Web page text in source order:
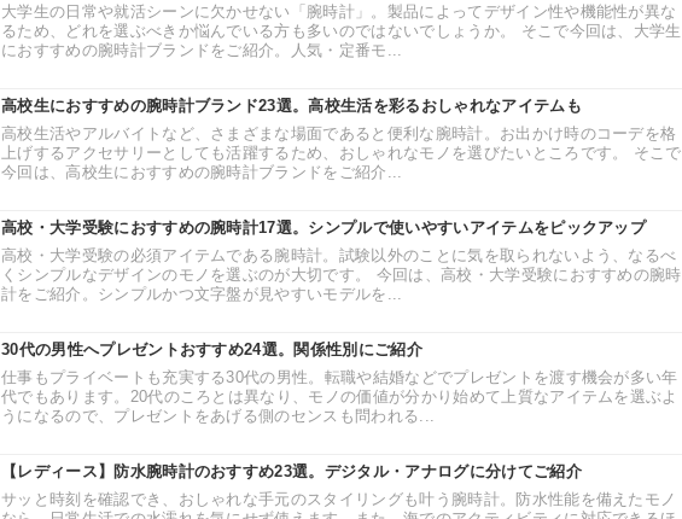
大学生の日常や就活シーンに欠かせない「腕時計」。製品によってデザイン性や機能性が異な
るため、どれを選ぶべきか悩んでいる方も多いのではないでしょうか。 そこで今回は、大学生
におすすめの腕時計ブランドをご紹介。人気・定番モ...
高校生におすすめの腕時計ブランド23選。高校生活を彩るおしゃれなアイテムも
高校生活やアルバイトなど、さまざまな場面であると便利な腕時計。お出かけ時のコーデを格
上げするアクセサリーとしても活躍するため、おしゃれなモノを選びたいところです。 そこで
今回は、高校生におすすめの腕時計ブランドをご紹介...
高校・大学受験におすすめの腕時計17選。シンプルで使いやすいアイテムをピックアップ
高校・大学受験の必須アイテムである腕時計。試験以外のことに気を取られないよう、なるべ
くシンプルなデザインのモノを選ぶのが大切です。 今回は、高校・大学受験におすすめの腕時
計をご紹介。シンプルかつ文字盤が見やすいモデルを...
30代の男性へプレゼントおすすめ24選。関係性別にご紹介
仕事もプライベートも充実する30代の男性。転職や結婚などでプレゼントを渡す機会が多い年
代でもあります。20代のころとは異なり、モノの価値が分かり始めて上質なアイテムを選ぶよ
うになるので、プレゼントをあげる側のセンスも問われる...
【レディース】防水腕時計のおすすめ23選。デジタル・アナログに分けてご紹介
サッと時刻を確認でき、おしゃれな手元のスタイリングも叶う腕時計。防水性能を備えたモノ